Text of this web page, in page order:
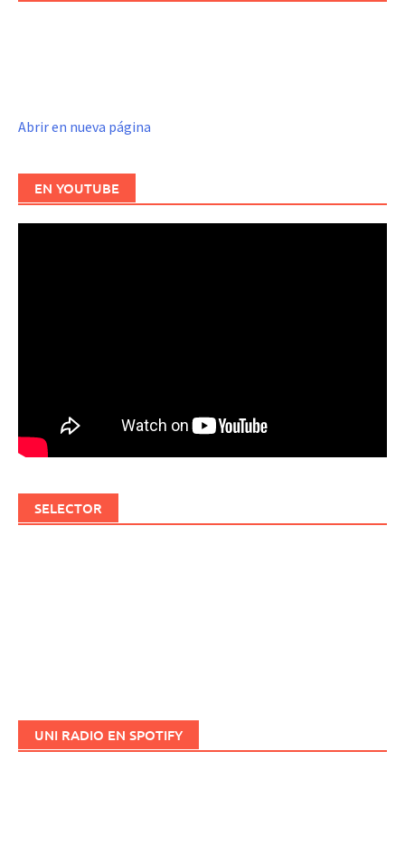
Abrir en nueva página
EN YOUTUBE
SELECTOR
UNI RADIO EN SPOTIFY